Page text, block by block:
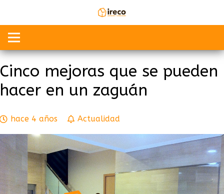
Cinco mejoras que se pueden
hacer en un zaguán
hace 4 años Actualidad